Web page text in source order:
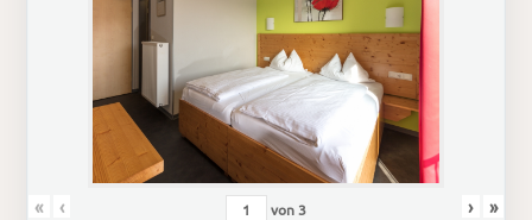
« ‹ von3 › »